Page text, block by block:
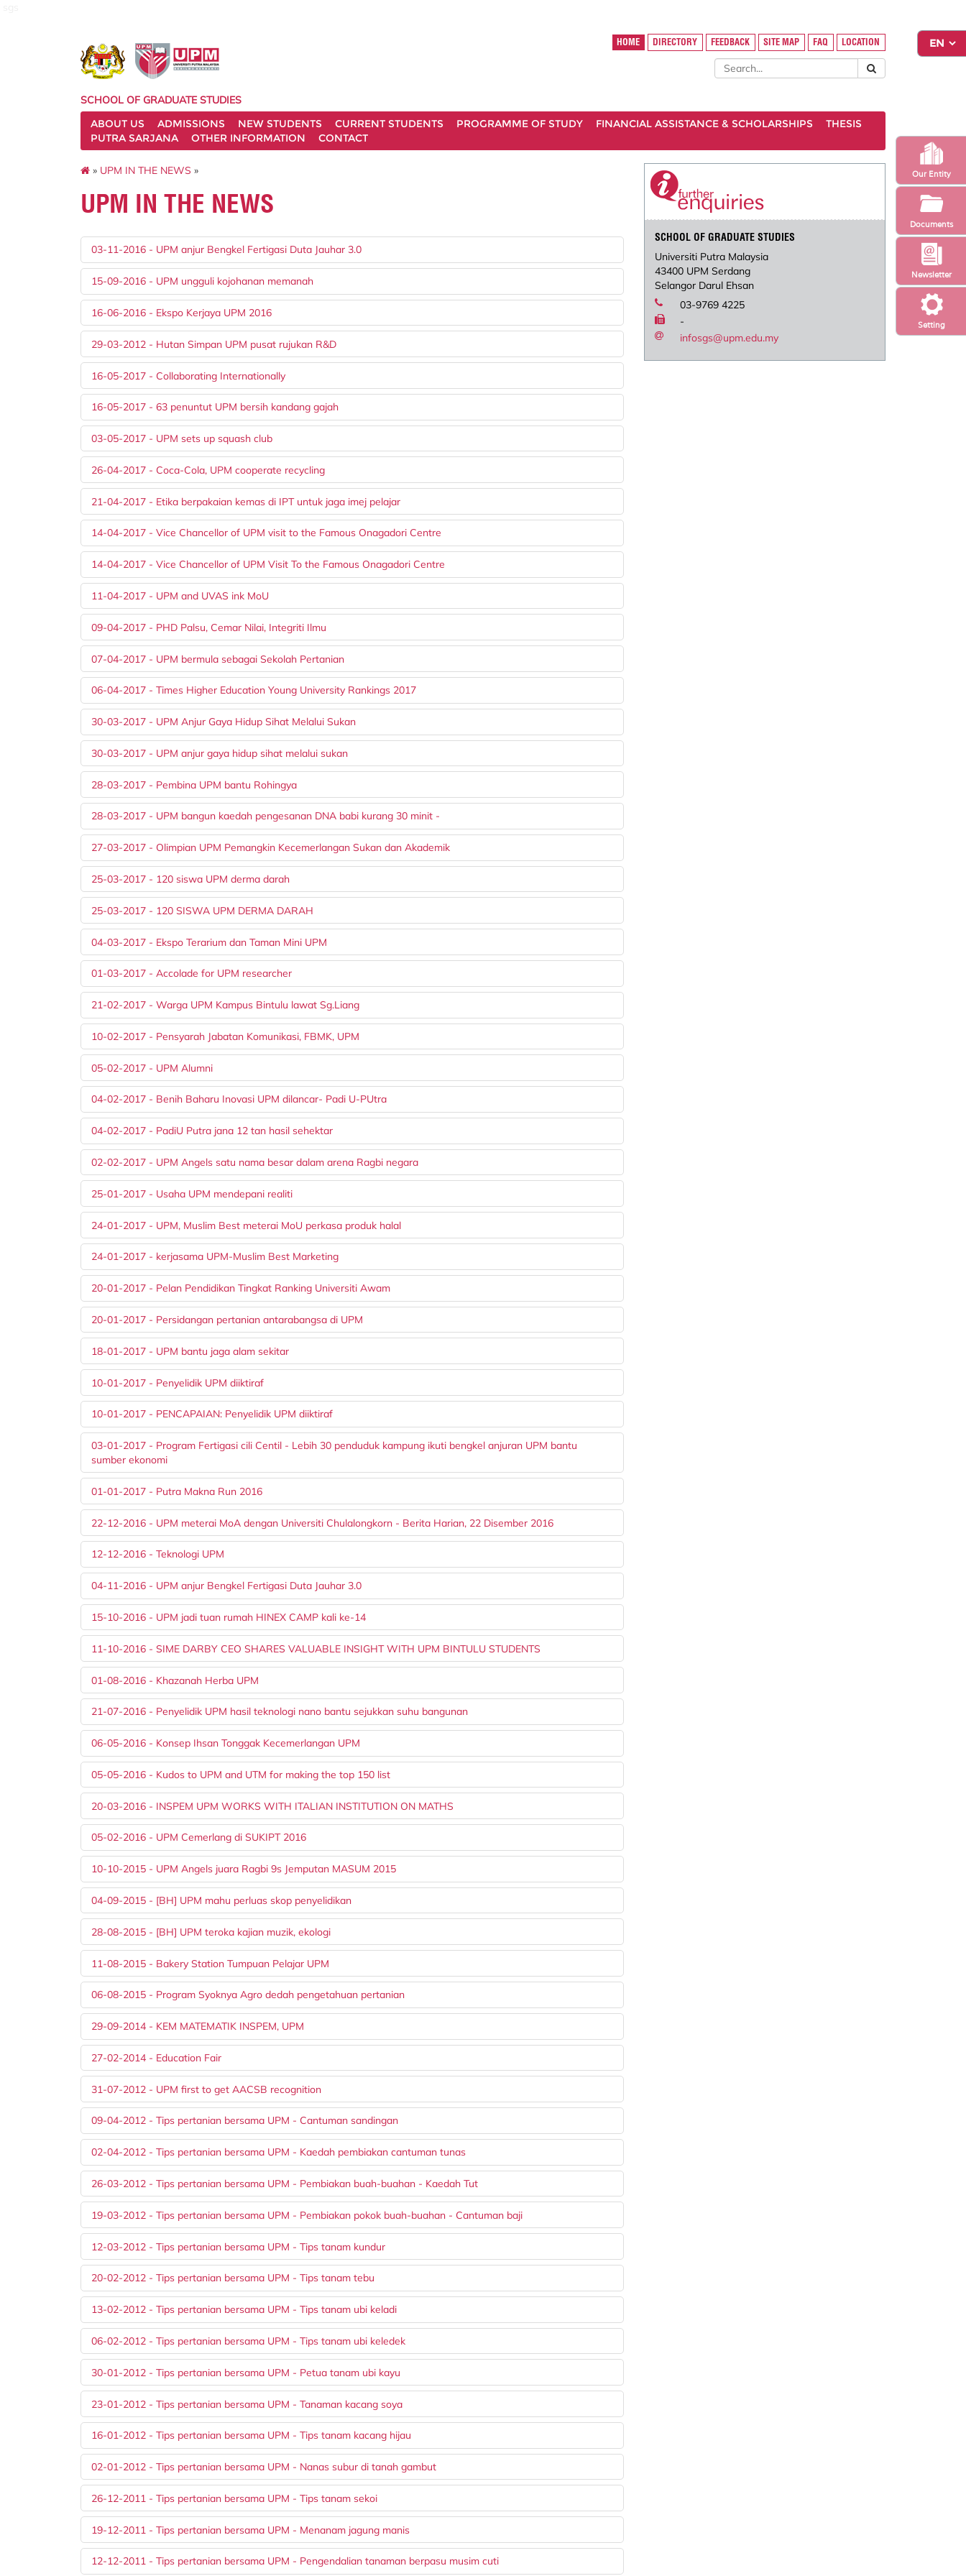
Setting
Newsletter
Our Entity
Documents
HOME DIRECTORY FEEDBACK SITE MAP FAQ LOCATION
SCHOOL OF GRADUATE STUDIES
ABOUT US
ADMISSIONS NEW STUDENTS CURRENT STUDENTS PROGRAMME OF STUDY FINANCIAL ASSISTANCE & SCHOLARSHIPS
THESIS
PUTRA SARJANA
OTHER INFORMATION CONTACT
» UPM IN THE NEWS »
UPM IN THE NEWS
03-11-2016 - UPM anjur Bengkel Fertigasi Duta Jauhar 3.0
15-09-2016 - UPM ungguli kojohanan memanah
16-06-2016 - Ekspo Kerjaya UPM 2016
29-03-2012 - Hutan Simpan UPM pusat rujukan R&D
16-05-2017 - Collaborating Internationally
16-05-2017 - 63 penuntut UPM bersih kandang gajah
03-05-2017 - UPM sets up squash club
26-04-2017 - Coca-Cola, UPM cooperate recycling
21-04-2017 - Etika berpakaian kemas di IPT untuk jaga imej pelajar
14-04-2017 - Vice Chancellor of UPM visit to the Famous Onagadori Centre
14-04-2017 - Vice Chancellor of UPM Visit To the Famous Onagadori Centre
11-04-2017 - UPM and UVAS ink MoU
09-04-2017 - PHD Palsu, Cemar Nilai, Integriti Ilmu
07-04-2017 - UPM bermula sebagai Sekolah Pertanian
06-04-2017 - Times Higher Education Young University Rankings 2017
30-03-2017 - UPM Anjur Gaya Hidup Sihat Melalui Sukan
30-03-2017 - UPM anjur gaya hidup sihat melalui sukan
28-03-2017 - Pembina UPM bantu Rohingya
28-03-2017 - UPM bangun kaedah pengesanan DNA babi kurang 30 minit -
27-03-2017 - Olimpian UPM Pemangkin Kecemerlangan Sukan dan Akademik
25-03-2017 - 120 siswa UPM derma darah
25-03-2017 - 120 SISWA UPM DERMA DARAH
04-03-2017 - Ekspo Terarium dan Taman Mini UPM
01-03-2017 - Accolade for UPM researcher
21-02-2017 - Warga UPM Kampus Bintulu lawat Sg.Liang
10-02-2017 - Pensyarah Jabatan Komunikasi, FBMK, UPM
05-02-2017 - UPM Alumni
04-02-2017 - Benih Baharu Inovasi UPM dilancar- Padi U-PUtra
04-02-2017 - PadiU Putra jana 12 tan hasil sehektar
02-02-2017 - UPM Angels satu nama besar dalam arena Ragbi negara
25-01-2017 - Usaha UPM mendepani realiti
24-01-2017 - UPM, Muslim Best meterai MoU perkasa produk halal
24-01-2017 - kerjasama UPM-Muslim Best Marketing
20-01-2017 - Pelan Pendidikan Tingkat Ranking Universiti Awam
20-01-2017 - Persidangan pertanian antarabangsa di UPM
18-01-2017 - UPM bantu jaga alam sekitar
10-01-2017 - Penyelidik UPM diiktiraf
10-01-2017 - PENCAPAIAN: Penyelidik UPM diiktiraf
03-01-2017 - Program Fertigasi cili Centil - Lebih 30 penduduk kampung ikuti bengkel anjuran UPM bantu
sumber ekonomi
01-01-2017 - Putra Makna Run 2016
22-12-2016 - UPM meterai MoA dengan Universiti Chulalongkorn - Berita Harian, 22 Disember 2016
12-12-2016 - Teknologi UPM
04-11-2016 - UPM anjur Bengkel Fertigasi Duta Jauhar 3.0
15-10-2016 - UPM jadi tuan rumah HINEX CAMP kali ke-14
11-10-2016 - SIME DARBY CEO SHARES VALUABLE INSIGHT WITH UPM BINTULU STUDENTS
01-08-2016 - Khazanah Herba UPM
21-07-2016 - Penyelidik UPM hasil teknologi nano bantu sejukkan suhu bangunan
06-05-2016 - Konsep Ihsan Tonggak Kecemerlangan UPM
05-05-2016 - Kudos to UPM and UTM for making the top 150 list
20-03-2016 - INSPEM UPM WORKS WITH ITALIAN INSTITUTION ON MATHS
05-02-2016 - UPM Cemerlang di SUKIPT 2016
10-10-2015 - UPM Angels juara Ragbi 9s Jemputan MASUM 2015
04-09-2015 - [BH] UPM mahu perluas skop penyelidikan
28-08-2015 - [BH] UPM teroka kajian muzik, ekologi
11-08-2015 - Bakery Station Tumpuan Pelajar UPM
06-08-2015 - Program Syoknya Agro dedah pengetahuan pertanian
29-09-2014 - KEM MATEMATIK INSPEM, UPM
27-02-2014 - Education Fair
31-07-2012 - UPM first to get AACSB recognition
09-04-2012 - Tips pertanian bersama UPM - Cantuman sandingan
02-04-2012 - Tips pertanian bersama UPM - Kaedah pembiakan cantuman tunas
26-03-2012 - Tips pertanian bersama UPM - Pembiakan buah-buahan - Kaedah Tut
19-03-2012 - Tips pertanian bersama UPM - Pembiakan pokok buah-buahan - Cantuman baji
12-03-2012 - Tips pertanian bersama UPM - Tips tanam kundur
20-02-2012 - Tips pertanian bersama UPM - Tips tanam tebu
13-02-2012 - Tips pertanian bersama UPM - Tips tanam ubi keladi
06-02-2012 - Tips pertanian bersama UPM - Tips tanam ubi keledek
30-01-2012 - Tips pertanian bersama UPM - Petua tanam ubi kayu
23-01-2012 - Tips pertanian bersama UPM - Tanaman kacang soya
16-01-2012 - Tips pertanian bersama UPM - Tips tanam kacang hijau
02-01-2012 - Tips pertanian bersama UPM - Nanas subur di tanah gambut
26-12-2011 - Tips pertanian bersama UPM - Tips tanam sekoi
19-12-2011 - Tips pertanian bersama UPM - Menanam jagung manis
12-12-2011 - Tips pertanian bersama UPM - Pengendalian tanaman berpasu musim cuti
SCHOOL OF GRADUATE STUDIES
Universiti Putra Malaysia
43400 UPM Serdang
Selangor Darul Ehsan
03-9769 4225
-
infosgs@upm.edu.my